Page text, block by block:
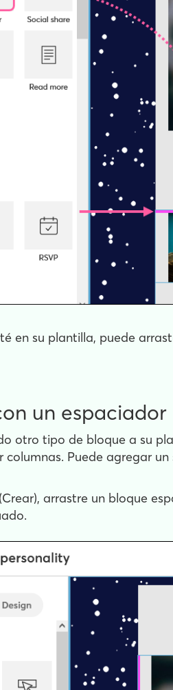
en su plantilla, puede
un espaciador
otro tipo de bloque a su
Puede agregar
(Crear), arrastre un bloque